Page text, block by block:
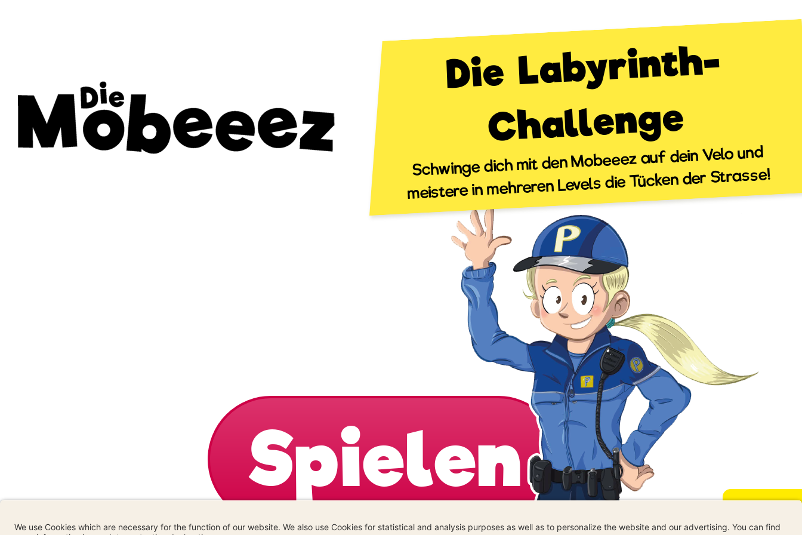
Die L
ab
yrint
h-
C
hallen
ge
Schwinge dich mit den Mobeeez auf dein Velo und
meistere in mehreren Levels die Tücken der Strasse!
Spielen